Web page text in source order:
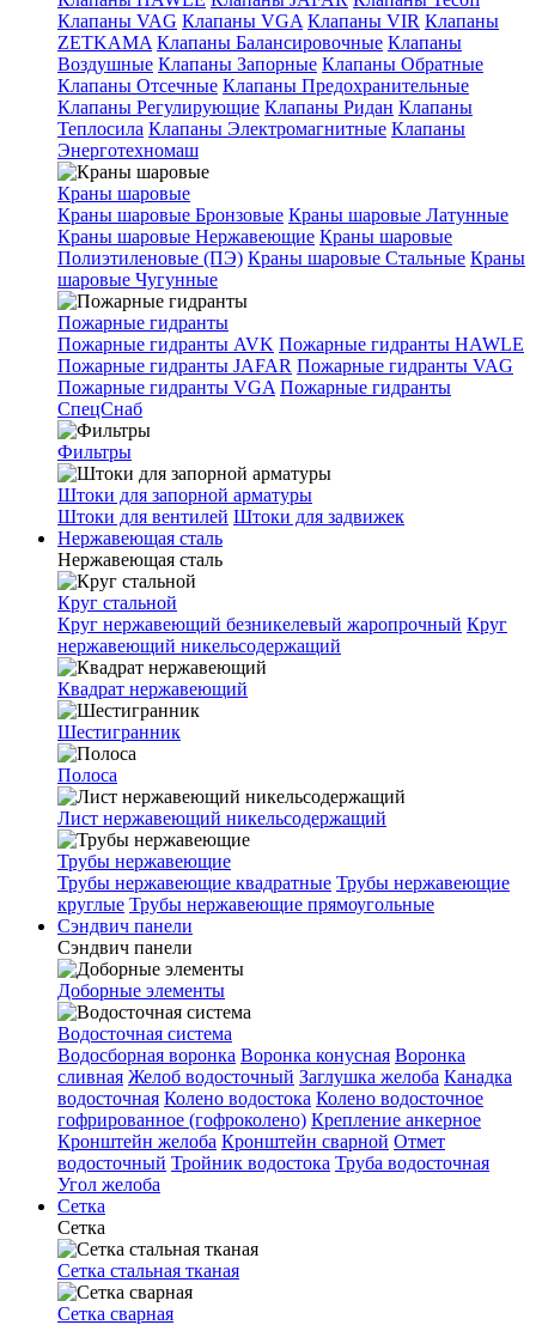
Клапаны VAG Клапаны VGA Клапаны VIR Клапаны
ZETKAMA Клапаны Балансировочные Клапаны
Воздушные Клапаны Запорные Клапаны Обратные
Клапаны Отсечные Клапаны Предохранительные
Клапаны Регулирующие Клапаны Ридан Клапаны
Теплосила Клапаны Электромагнитные Клапаны
Энерготехномаш
Краны шаровые
Краны шаровые Бронзовые Краны шаровые Латунные
Краны шаровые Нержавеющие Краны шаровые
Полиэтиленовые (ПЭ) Краны шаровые Стальные Краны
шаровые Чугунные
Пожарные гидранты
Пожарные гидранты AVK Пожарные гидранты HAWLE
Пожарные гидранты JAFAR Пожарные гидранты VAG
Пожарные гидранты VGA Пожарные гидранты
СпецСнаб
Фильтры
Штоки для запорной арматуры
Штоки для вентилей Штоки для задвижек
Нержавеющая сталь
Нержавеющая сталь
Круг стальной
Круг нержавеющий безникелевый жаропрочный Круг
нержавеющий никельсодержащий
Квадрат нержавеющий
Шестигранник
Полоса
Лист нержавеющий никельсодержащий
Трубы нержавеющие
Трубы нержавеющие квадратные Трубы нержавеющие
круглые Трубы нержавеющие прямоугольные
Сэндвич панели
Сэндвич панели
Доборные элементы
Водосточная система
Водосборная воронка Воронка конусная Воронка
сливная Желоб водосточный Заглушка желоба Канадка
водосточная Колено водостока Колено водосточное
гофрированное (гофроколено) Крепление анкерное
Кронштейн желоба Кронштейн сварной Отмет
водосточный Тройник водостока Труба водосточная
Угол желоба
Сетка
Сетка
Сетка стальная тканая
Сетка сварная